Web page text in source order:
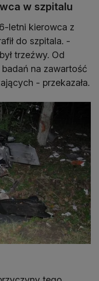
w szpitalu
letni kierowca z
do szpitala. -
trzeźwy. Od
na zawartość
- przekazała.